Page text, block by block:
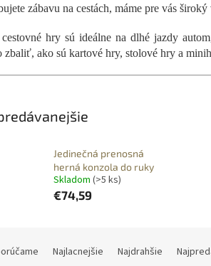
zábavu na cestách, máme pre vás
cestovné hry sú ideálne na dlhé jazdy
ako sú kartové hry, stolové hry a
Jedinečná prenosná
herná konzola do ruky
Skladom (>5 ks)
€74,59
Najlacnejšie Najdrahšie